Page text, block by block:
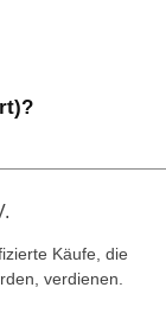
Käufe, die
verdienen.